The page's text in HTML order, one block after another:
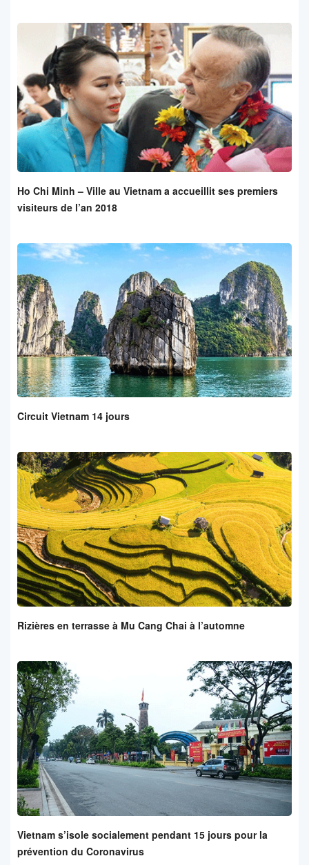
Ho Chi Minh – Ville au Vietnam a accueillit ses premiers
visiteurs de l’an 2018
Circuit Vietnam 14 jours
Rizières en terrasse à Mu Cang Chai à l’automne
Vietnam s’isole socialement pendant 15 jours pour la
prévention du Coronavirus